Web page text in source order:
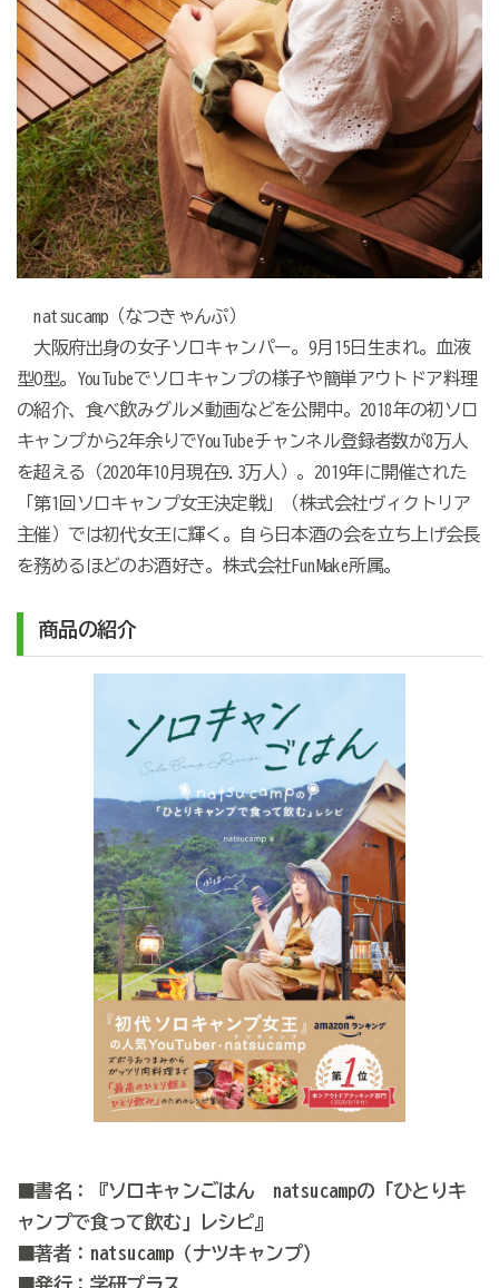
natsucamp（なつきゃんぷ）
大阪府出身の女子ソロキャンパー。9月15日生まれ。血液
型O型。YouTubeでソロキャンプの様子や簡単アウトドア料理
の紹介、食べ飲みグルメ動画などを公開中。2018年の初ソロ
キャンプから2年余りでYouTubeチャンネル登録者数が8万人
を超える（2020年10月現在9.3万人）。2019年に開催された
「第1回ソロキャンプ女王決定戦」（株式会社ヴィクトリア
主催）では初代女王に輝く。自ら日本酒の会を立ち上げ会長
を務めるほどのお酒好き。株式会社FunMake所属。
商品の紹介
■書名：『ソロキャンごはん natsucampの「ひとりキ
ャンプで食って飲む」レシピ』
■著者：natsucamp（ナツキャンプ）